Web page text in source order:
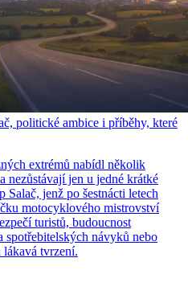
politické ambice i příběhy, které
extrémů nabídl několik
nezůstávají jen u jedné krátké
jenž po šestnácti letech
motocyklového mistrovství
turistů, budoucnost
spotřebitelských návyků nebo
lákavá tvrzení.